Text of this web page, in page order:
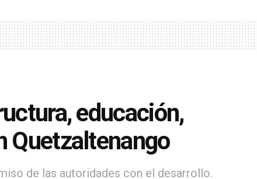
educación,
Quetzaltenango
de las autoridades con el desarrollo.